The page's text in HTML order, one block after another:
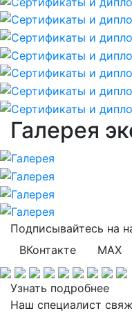
Галерея
Подписывайтесь на
ВКонтакте
MAX
Узнать подробнее
Наш специалист